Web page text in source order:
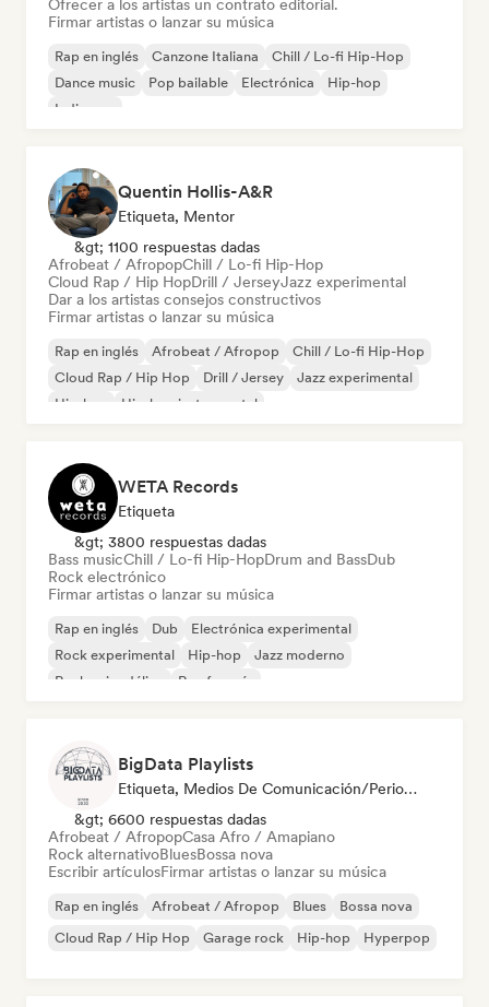
Ofrecer a los artistas un contrato editorial.
Firmar artistas o lanzar su música
Rap en inglés Canzone Italiana
Chill / Lo-fi Hip-Hop
Dance music
Pop bailable Electrónica
Hip-hop
Indie pop
Quentin Hollis-A&R
Etiqueta, Mentor
&gt; 1100 respuestas dadas
Afrobeat / AfropopChill / Lo-fi Hip-Hop
Cloud Rap / Hip HopDrill / JerseyJazz experimental
Dar a los artistas consejos constructivos
Firmar artistas o lanzar su música
Rap en inglés Afrobeat / Afropop
Chill / Lo-fi Hip-Hop
Cloud Rap / Hip Hop
Drill / Jersey
Jazz experimental
Hip-hop
Hip-hop instrumental
WETA Records
Etiqueta
&gt; 3800 respuestas dadas
Bass musicChill / Lo-fi Hip-HopDrum and BassDub
Rock electrónico
Firmar artistas o lanzar su música
Rap en inglés Dub
Electrónica experimental
Rock experimental
Hip-hop
Jazz moderno
Rock psicodélico
Rap francés
BigData Playlists
Etiqueta, Medios De Comunicación/Periodista
&gt; 6600 respuestas dadas
Afrobeat / AfropopCasa Afro / Amapiano
Rock alternativoBluesBossa nova
Escribir artículosFirmar artistas o lanzar su música
Rap en inglés Afrobeat / Afropop Blues
Bossa nova
Cloud Rap / Hip Hop
Garage rock Hip-hop Hyperpop